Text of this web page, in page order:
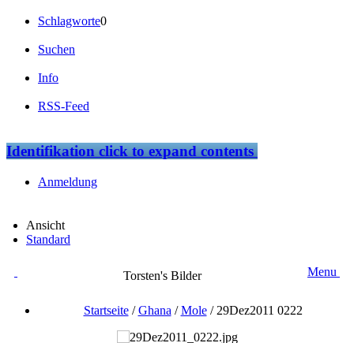
Schlagworte0
Suchen
Info
RSS-Feed
Identifikationclick to expand contents
Anmeldung
Ansicht
Standard
Torsten's Bilder Menu
Startseite/Ghana /Mole/ 29Dez2011 0222